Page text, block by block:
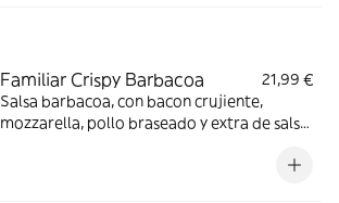
Familiar Crispy Barbacoa
21,99 €
Salsa barbacoa, con bacon crujiente,
mozzarella, pollo braseado y extra de salsa